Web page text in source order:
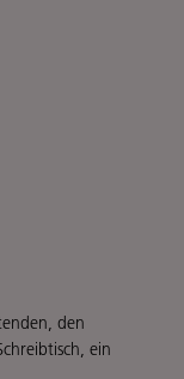
den
ein